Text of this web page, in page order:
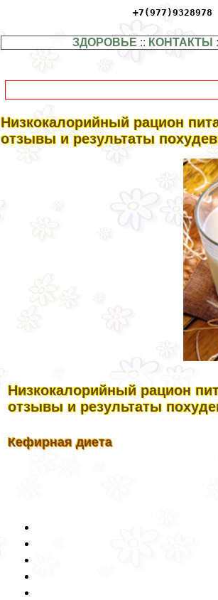
+7(977)9328978
ЗДОРОВЬЕ :: КОНТАКТЫ
Низкокалорийный рацион
отзывы и результаты
Низкокалорийный рацион
отзывы и результаты
Кефирная диета